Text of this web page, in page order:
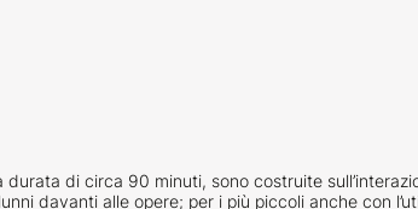
di circa 90 minuti, sono costruite
davanti alle opere; per i più piccoli anche con